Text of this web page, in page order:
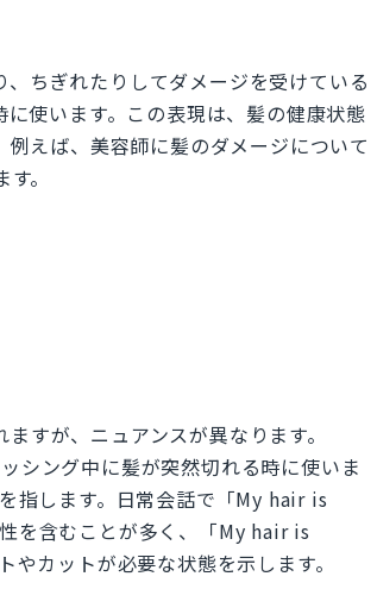
ちぎれたりしてダメージを受けている
使います。この表現は、髪の健康状態
えば、美容師に髪のダメージについて
。
すが、ニュアンスが異なります。
シング中に髪が突然切れる時に使いま
指します。日常会話で「My hair is
を含むことが多く、「My hair is
カットが必要な状態を示します。